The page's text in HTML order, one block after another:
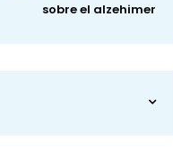
sobre el alzehimer